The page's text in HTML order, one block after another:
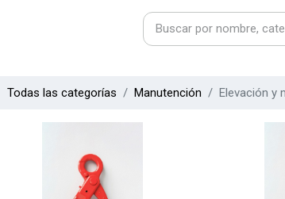
Todas las categorías Manutención Elevación y